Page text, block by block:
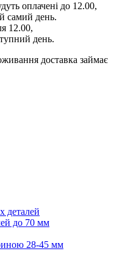
оплачені до 12.00,
самий день.
12.00,
день.
доставка займає
деталей
до 70 мм
28-45 мм